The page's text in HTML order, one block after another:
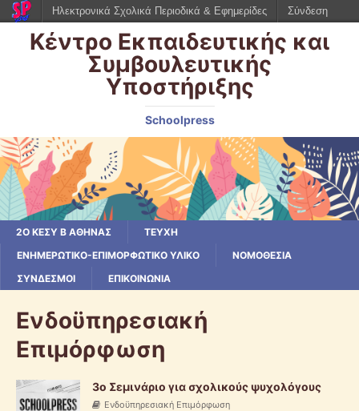
Κέντρο Εκπαιδευτικής και
Συμβουλευτικής
Υποστήριξης
Schoolpress
2Ο ΚΕΣΥ Β ΑΘΉΝΑΣ
ΤΕΥΧΗ
ΕΝΗΜΕΡΩΤΙΚΟ-ΕΠΙΜΟΡΦΩΤΙΚΟ ΥΛΙΚΟ
ΝΟΜΟΘΕΣΊΑ
ΣΎΝΔΕΣΜΟΙ
ΕΠΙΚΟΙΝΩΝΙΑ
Ενδοϋπηρεσιακή
Επιμόρφωση
3o Σεμινάριο για σχολικούς ψυχολόγους
Ενδοϋπηρεσιακή Επιμόρφωση
Ηλεκτρονικά Σχολικά Περιοδικά & Εφημερίδες Σύνδεση